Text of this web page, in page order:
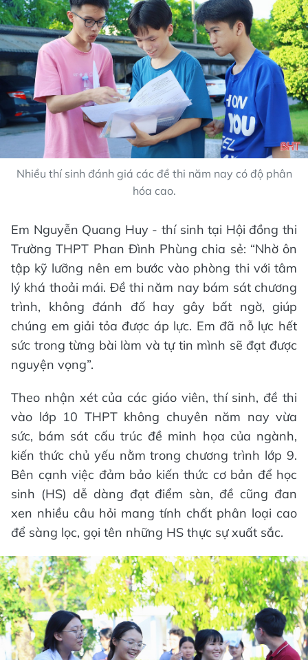
Nhiều thí sinh đánh giá các đề thi năm nay có độ phân
hóa cao.
Em Nguyễn Quang Huy - thí sinh tại Hội đồng thi
Trường THPT Phan Đình Phùng chia sẻ: “Nhờ ôn
tập kỹ lưỡng nên em bước vào phòng thi với tâm
lý khá thoải mái. Đề thi năm nay bám sát chương
trình, không đánh đố hay gây bất ngờ, giúp
chúng em giải tỏa được áp lực. Em đã nỗ lực hết
sức trong từng bài làm và tự tin mình sẽ đạt được
nguyện vọng”.
Theo nhận xét của các giáo viên, thí sinh, đề thi
vào lớp 10 THPT không chuyên năm nay vừa
sức, bám sát cấu trúc đề minh họa của ngành,
kiến thức chủ yếu nằm trong chương trình lớp 9.
Bên cạnh việc đảm bảo kiến thức cơ bản để học
sinh (HS) dễ dàng đạt điểm sàn, đề cũng đan
xen nhiều câu hỏi mang tính chất phân loại cao
để sàng lọc, gọi tên những HS thực sự xuất sắc.